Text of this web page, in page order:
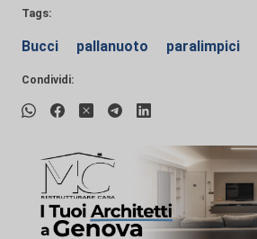
Tags:
Bucci pallanuoto paralimpici
Condividi: